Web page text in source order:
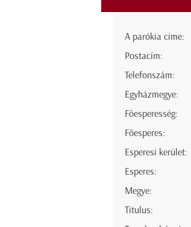
A parókia címe:
Postacím:
Telefonszám:
Egyházmegye:
Főesperesség:
Főesperes:
Esperesi kerület:
Esperes:
Megye:
Titulus: